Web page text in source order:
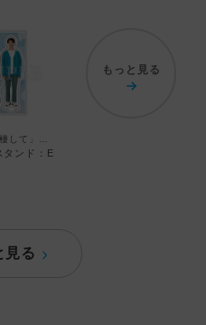
親友の「同棲して」に「うん」て言うまで
タンド：E
もっと見る
見る